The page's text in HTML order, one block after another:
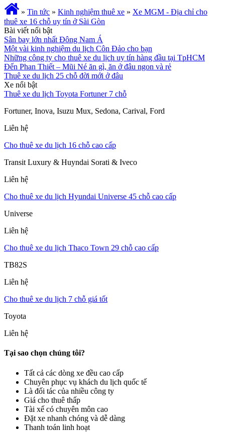
» Tin tức » Kinh nghiệm thuê xe » Xe MGM - Địa chỉ cho
thuê xe 16 chỗ uy tín ở Sài Gòn
Bài viết nổi bật
Sân bay lớn nhất Đông Nam Á
Một vài kinh nghiệm du lịch Côn Đảo cho bạn
Những công ty cho thuê xe du lịch uy tín hàng đầu tại TpHCM
Đến Phan Thiết – Mũi Né ăn gì, ăn ở đâu ngon và rẻ
Thuê xe du lịch 25 chỗ đời mới ở đâu
Xe nổi bật
Thuê xe du lịch Toyota Fortuner 7 chỗ
Fortuner, Inova, Isuzu Mux, Sedona, Carival, Ford
Liên hệ
Cho thuê xe du lịch 16 chỗ cao cấp
Transit Luxury & Huyndai Sorati & Iveco
Liên hệ
Cho thuê xe du lịch Hyundai Universe 45 chỗ cao cấp
Universe
Liên hệ
Cho thuê xe du lịch Thaco Town 29 chỗ cao cấp
TB82S
Liên hệ
Cho thuê xe du lịch 7 chỗ giá tốt
Toyota
Liên hệ
Tại sao chọn chúng tôi?
Tất cả các dòng xe đều cao cấp
Chuyên phục vụ khách du lịch quốc tế
Là đối tác của nhiều công ty
Giá cho thuê thấp
Tài xế có chuyên môn cao
Đặt xe nhanh chóng và dễ dàng
Thanh toán linh hoạt